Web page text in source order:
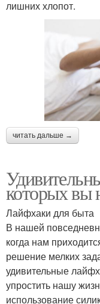
лишних хлопот.
читать дальше →
которых вы
Лайфхаки для быта
В нашей
когда нам
решение мелких
удивительные
упростить нашу
использование